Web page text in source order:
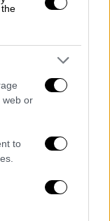
web or
to